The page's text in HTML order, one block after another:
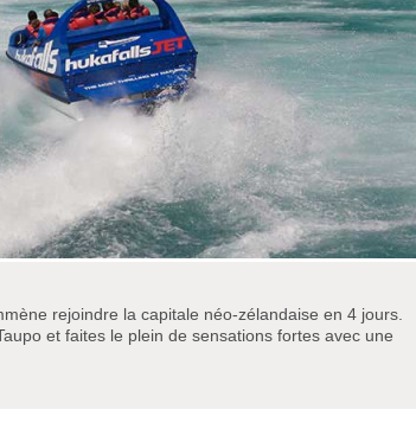
rejoindre la capitale néo-zélandaise en 4 jours.
et faites le plein de sensations fortes avec une